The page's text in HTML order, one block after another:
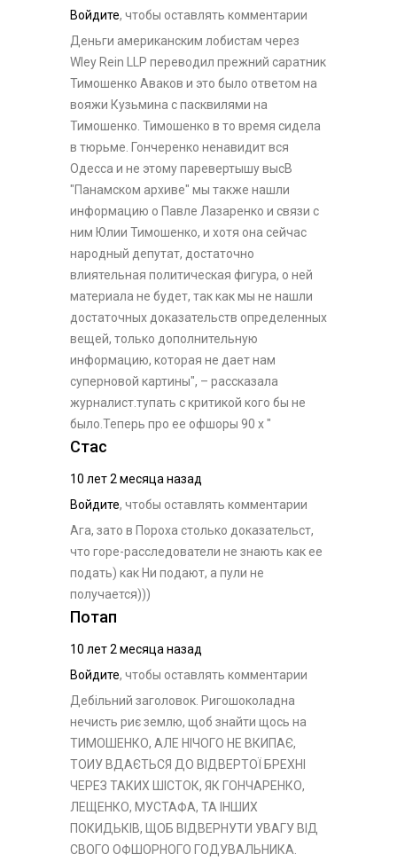
Войдите, чтобы оставлять комментарии
Деньги американским лобистам через
Wley Rein LLP переводил прежний саратник
Тимошенко Аваков и это было ответом на
вояжи Кузьмина с пасквилями на
Тимошенко. Тимошенко в то время сидела
в тюрьме. Гончеренко ненавидит вся
Одесса и не этому паревертышу высВ
"Панамском архиве" мы также нашли
информацию о Павле Лазаренко и связи с
ним Юлии Тимошенко, и хотя она сейчас
народный депутат, достаточно
влиятельная политическая фигура, о ней
материала не будет, так как мы не нашли
достаточных доказательств определенных
вещей, только дополнительную
информацию, которая не дает нам
суперновой картины", – рассказала
журналист.тупать с критикой кого бы не
было.Теперь про ее офшоры 90 х "
Стас
10 лет 2 месяца назад
Войдите, чтобы оставлять комментарии
Ага, зато в Пороха столько доказательст,
что горе-расследователи не знають как ее
подать) как Ни подают, а пули не
получается)))
Потап
10 лет 2 месяца назад
Войдите, чтобы оставлять комментарии
Дебільний заголовок. Ригошоколадна
нечисть риє землю, щоб знайти щось на
ТИМОШЕНКО, АЛЕ НІЧОГО НЕ ВКИПАЄ,
ТОИУ ВДАЄТЬСЯ ДО ВІДВЕРТОЇ БРЕХНІ
ЧЕРЕЗ ТАКИХ ШІСТОК, ЯК ГОНЧАРЕНКО,
ЛЕЩЕНКО, МУСТАФА, ТА ІНШИХ
ПОКИДЬКІВ, ЩОБ ВІДВЕРНУТИ УВАГУ ВІД
СВОГО ОФШОРНОГО ГОДУВАЛЬНИКА.